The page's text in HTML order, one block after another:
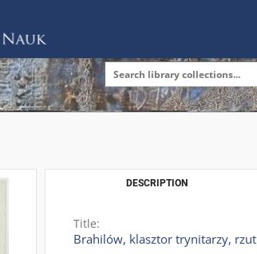
DESCRIPTION
Title:
Brahilów, klasztor trynitarzy, rzut